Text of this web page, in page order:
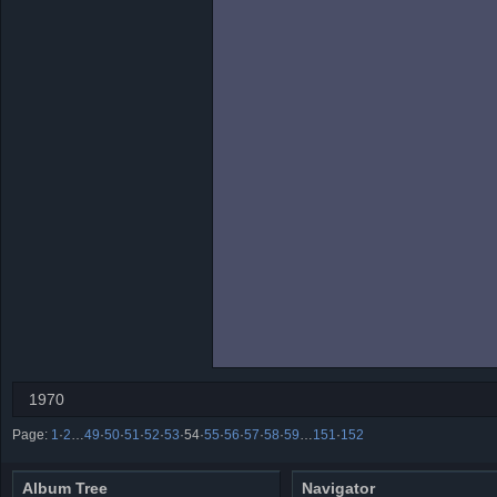
1970
Page: 1 ·2 49·50·51 ·52·53·54·55·56·57·58·59 151 ·152
Album Tree Navigator